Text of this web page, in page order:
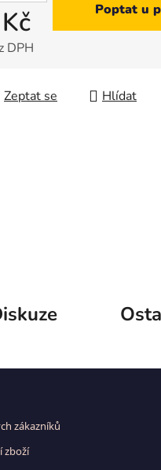
DPH
Poptat u
Zeptat se Hlídat
zákazníků
zboží